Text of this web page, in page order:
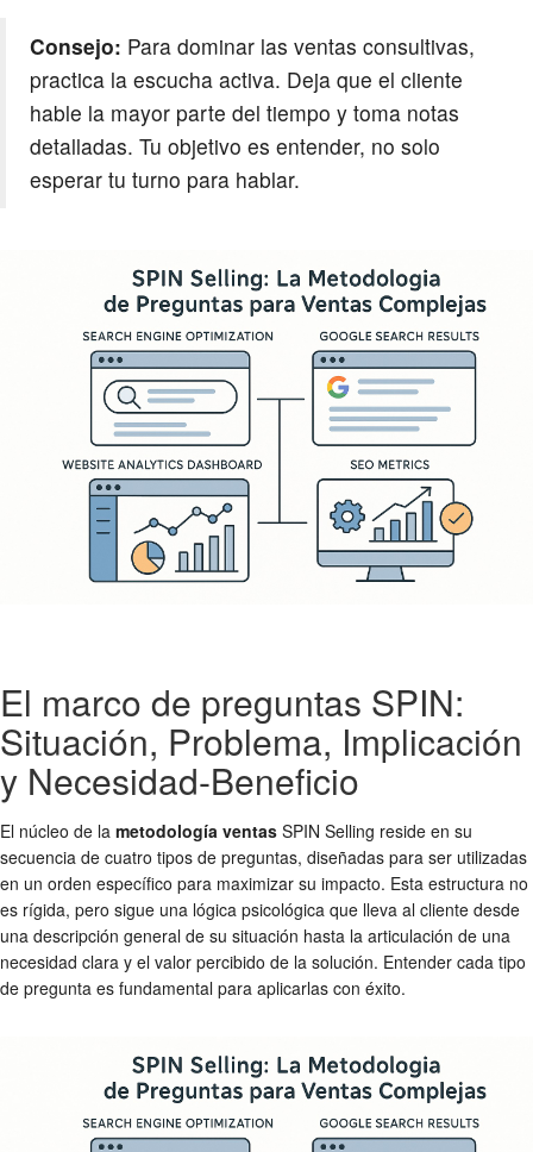
Consejo: Para dominar las ventas consultivas,
practica la escucha activa. Deja que el cliente
hable la mayor parte del tiempo y toma notas
detalladas. Tu objetivo es entender, no solo
esperar tu turno para hablar.
El marco de preguntas SPIN:
Situación, Problema, Implicación
y Necesidad-Beneficio
El núcleo de la metodología ventas SPIN Selling reside en su
secuencia de cuatro tipos de preguntas, diseñadas para ser utilizadas
en un orden específico para maximizar su impacto. Esta estructura no
es rígida, pero sigue una lógica psicológica que lleva al cliente desde
una descripción general de su situación hasta la articulación de una
necesidad clara y el valor percibido de la solución. Entender cada tipo
de pregunta es fundamental para aplicarlas con éxito.